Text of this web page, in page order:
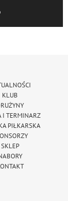
KLUB
I TERMINARZ
PIŁKARSKA
SKLEP